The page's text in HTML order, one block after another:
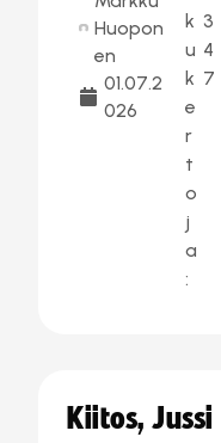
Huopon
en
01.07.2
026
k
u
k
e
r
t
o
j
a
:
3
4
7
Kiitos, Jussi